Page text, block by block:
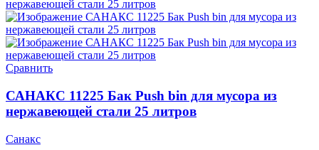
Сравнить
САНАКС 11225 Бак Push bin для мусора из
нержавеющей стали 25 литров
Санакс